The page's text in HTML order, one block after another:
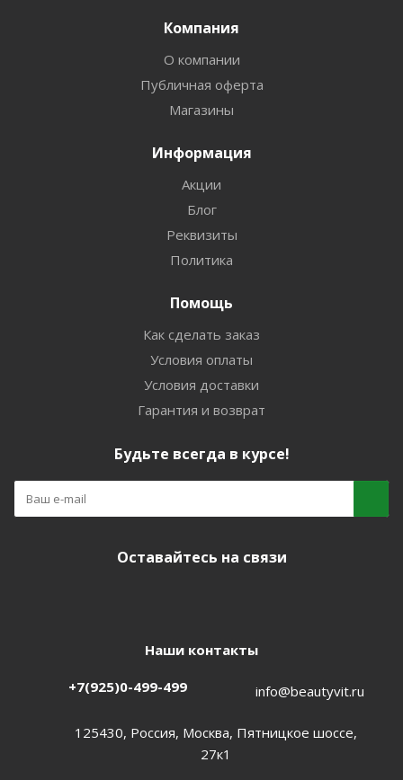
Компания
О компании
Публичная оферта
Магазины
Информация
Акции
Блог
Реквизиты
Политика
Помощь
Как сделать заказ
Условия оплаты
Условия доставки
Гарантия и возврат
Будьте всегда в курсе!
Оставайтесь на связи
Наши контакты
+7(925)0-499-499 info@beautyvit.ru
125430, Россия, Москва, Пятницкое шоссе,
27к1